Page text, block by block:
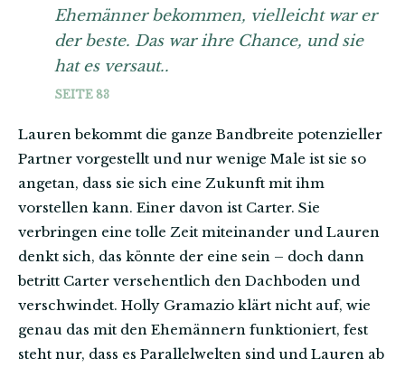
Ehemänner bekommen, vielleicht war er
der beste. Das war ihre Chance, und sie
hat es versaut..
SEITE 83
Lauren bekommt die ganze Bandbreite potenzieller
Partner vorgestellt und nur wenige Male ist sie so
angetan, dass sie sich eine Zukunft mit ihm
vorstellen kann. Einer davon ist Carter. Sie
verbringen eine tolle Zeit miteinander und Lauren
denkt sich, das könnte der eine sein – doch dann
betritt Carter versehentlich den Dachboden und
verschwindet. Holly Gramazio klärt nicht auf, wie
genau das mit den Ehemännern funktioniert, fest
steht nur, dass es Parallelwelten sind und Lauren ab